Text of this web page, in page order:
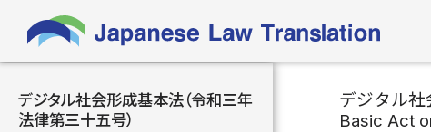
デジタル社会形成基本法（令和三年
法律第三十五号）
デジタル
Basic Act